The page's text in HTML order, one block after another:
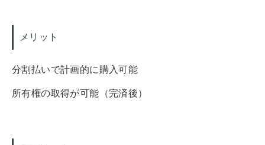
メリット
分割払いで計画的に購入可能
所有権の取得が可能（完済後）